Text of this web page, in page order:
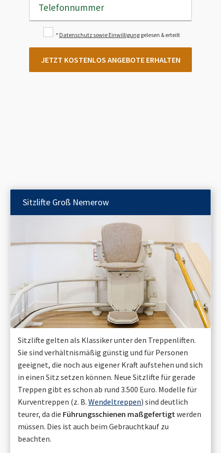
Telefonnummer
* Datenschutz sowie Einwilligung gelesen & erteilt
JETZT KOSTENLOS ANGEBOTE ERHALTEN
Sitzlifte Groß Nemerow
Sitzlifte gelten als Klassiker unter den Treppenliften.
Sie sind verhältnismäßig günstig und für Personen
geeignet, die noch aus eigener Kraft aufstehen und sich
in einen Sitz setzen können. Neue Sitzlifte für gerade
Treppen gibt es schon ab rund 3.500 Euro. Modelle für
Kurventreppen (z. B. Wendeltreppen) sind deutlich
teurer, da die Führungsschienen maßgefertigt werden
müssen. Dies ist auch beim Gebrauchtkauf zu
beachten.